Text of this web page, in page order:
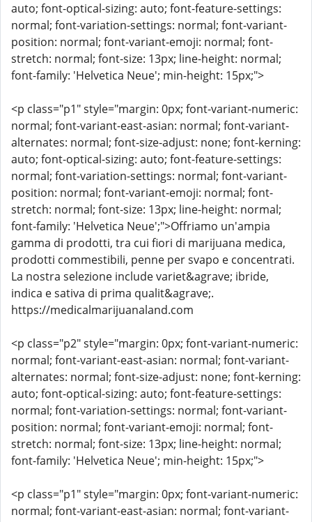
auto; font-optical-sizing: auto; font-feature-settings:
normal; font-variation-settings: normal; font-variant-
position: normal; font-variant-emoji: normal; font-
stretch: normal; font-size: 13px; line-height: normal;
font-family: 'Helvetica Neue'; min-height: 15px;">
<p class="p1" style="margin: 0px; font-variant-numeric:
normal; font-variant-east-asian: normal; font-variant-
alternates: normal; font-size-adjust: none; font-kerning:
auto; font-optical-sizing: auto; font-feature-settings:
normal; font-variation-settings: normal; font-variant-
position: normal; font-variant-emoji: normal; font-
stretch: normal; font-size: 13px; line-height: normal;
font-family: 'Helvetica Neue';">Offriamo un'ampia
gamma di prodotti, tra cui fiori di marijuana medica,
prodotti commestibili, penne per svapo e concentrati.
La nostra selezione include variet&agrave; ibride,
indica e sativa di prima qualit&agrave;.
https://medicalmarijuanaland.com
<p class="p2" style="margin: 0px; font-variant-numeric:
normal; font-variant-east-asian: normal; font-variant-
alternates: normal; font-size-adjust: none; font-kerning:
auto; font-optical-sizing: auto; font-feature-settings:
normal; font-variation-settings: normal; font-variant-
position: normal; font-variant-emoji: normal; font-
stretch: normal; font-size: 13px; line-height: normal;
font-family: 'Helvetica Neue'; min-height: 15px;">
<p class="p1" style="margin: 0px; font-variant-numeric:
normal; font-variant-east-asian: normal; font-variant-